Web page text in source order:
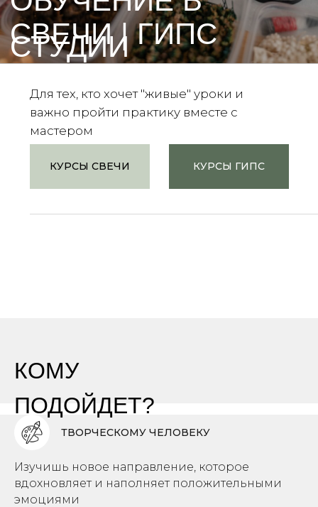
КУРСЫ СВЕЧИ КУРСЫ ГИПС
мастером
КОМУ
ПОДОЙДЕТ?
ТВОРЧЕСКОМУ ЧЕЛОВЕКУ
Изучишь новое направление, которое
вдохновляет и наполняет положительными
эмоциями